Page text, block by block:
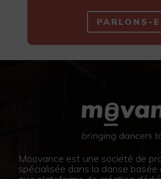
PARLONS-
Moovance est une société de
spécialisée dans la danse basée